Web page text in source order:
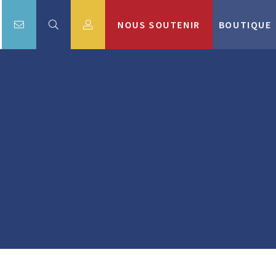
NOUS SOUTENIR BOUTIQUE